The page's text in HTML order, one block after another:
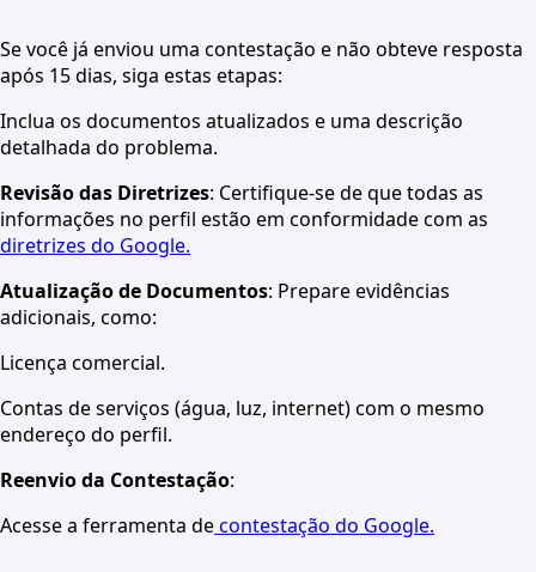
Se você já enviou uma contestação e não obteve resposta
após 15 dias, siga estas etapas:
Inclua os documentos atualizados e uma descrição
detalhada do problema.
Revisão das Diretrizes: Certifique-se de que todas as
informações no perfil estão em conformidade com as
diretrizes do Google.
Atualização de Documentos: Prepare evidências
adicionais, como:
Licença comercial.
Contas de serviços (água, luz, internet) com o mesmo
endereço do perfil.
Reenvio da Contestação:
Acesse a ferramenta decontestação do Google.